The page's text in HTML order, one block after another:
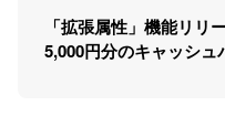
「拡張属性」機能リリ
5,000円分のキャッシュ